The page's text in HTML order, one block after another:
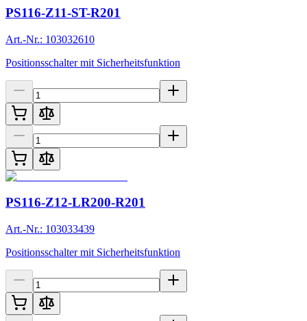
PS116-Z11-ST-R201
Art.-Nr.: 103032610
Positionsschalter mit Sicherheitsfunktion
PS116-Z12-LR200-R201
Art.-Nr.: 103033439
Positionsschalter mit Sicherheitsfunktion